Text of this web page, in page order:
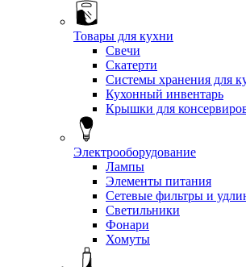
Товары для кухни
Свечи
Скатерти
Системы хранения для
Кухонный инвентарь
Крышки для
Электрооборудование
Лампы
Элементы питания
Сетевые фильтры и
Светильники
Фонари
Хомуты